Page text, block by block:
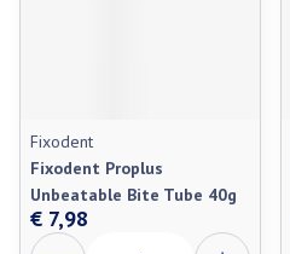
Fixodent
Fixodent Proplus
Unbeatable Bite Tube 40g
€ 7,98
Aantal